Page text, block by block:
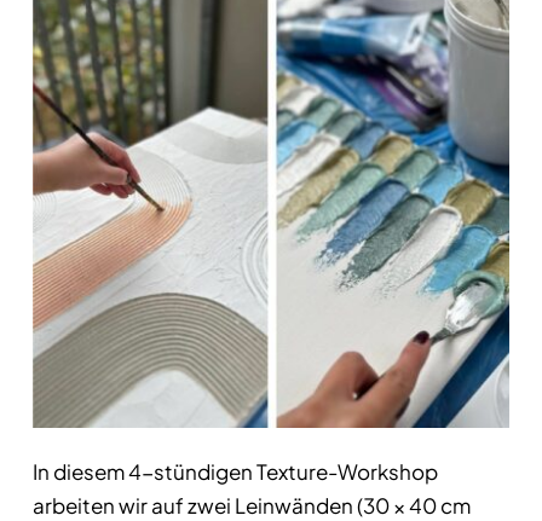
In diesem 4-stündigen Texture-Workshop
arbeiten wir auf zwei Leinwänden (30 × 40 cm